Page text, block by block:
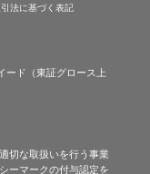
法に基づく表記
ード（東証グロース上
切な取扱いを行う事業
ーマークの付与認定を